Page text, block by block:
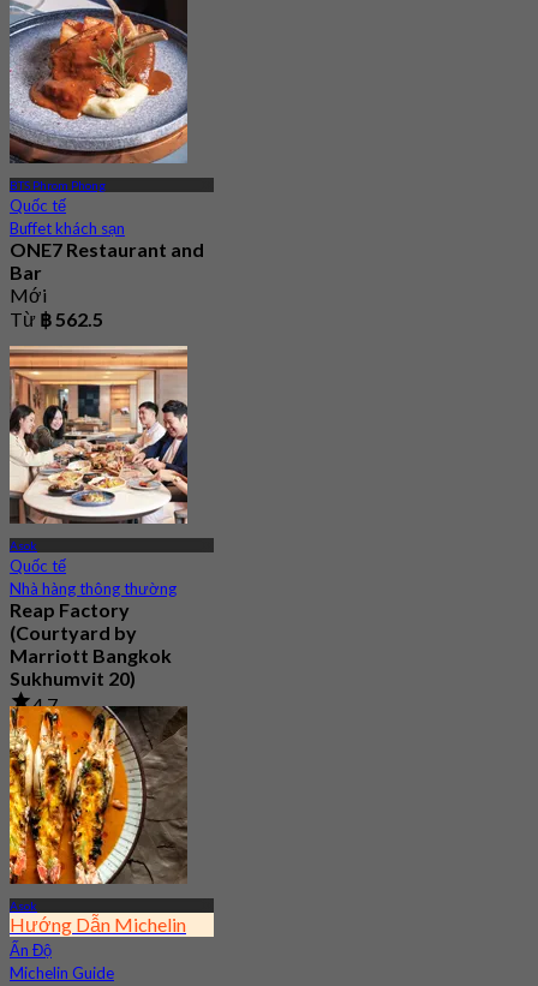
BTS Phrom Phong
Quốc tế
Buffet khách sạn
ONE7 Restaurant and
Bar
Mới
Từ ฿ 562.5
Asok
Quốc tế
Nhà hàng thông thường
Reap Factory
(Courtyard by
Marriott Bangkok
Sukhumvit 20)
4.7
299 Đã đặt chỗ
Từ฿ 400
Asok
Hướng Dẫn Michelin
Ấn Độ
Michelin Guide